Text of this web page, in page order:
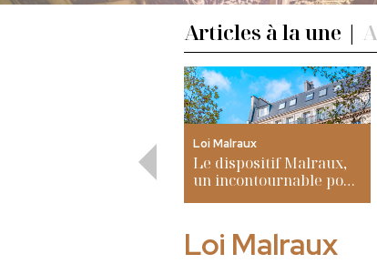
Articles à la une |
Loi Malraux
Le dispositif Malraux,
un incontournable pour
investissement
immobilier de prestige.
Loi Malraux